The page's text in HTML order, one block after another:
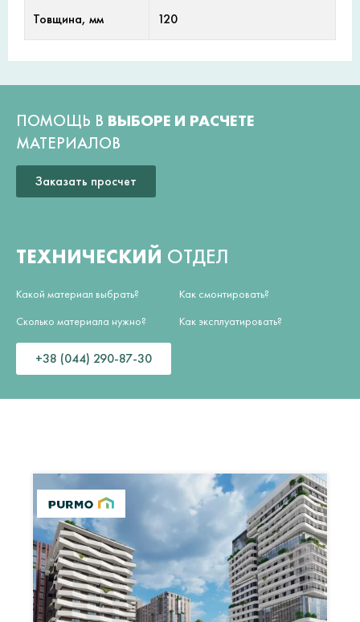
Товщина, мм 120
ПОМОЩЬ В ВЫБОРЕ И РАСЧЕТЕ
МАТЕРИАЛОВ
Заказать просчет
ТЕХНИЧЕСКИЙ ОТДЕЛ
Какой материал выбрать?
Сколько материала нужно?
Как смонтировать?
Как эксплуатировать?
+38 (044) 290-87-30